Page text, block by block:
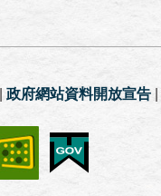
政府網站資料開放宣告|